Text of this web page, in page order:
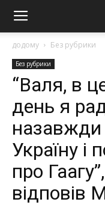
додому Без рубрики
Без рубрики
“Валя, в
день я
назавжди
Україну і
про
відповів